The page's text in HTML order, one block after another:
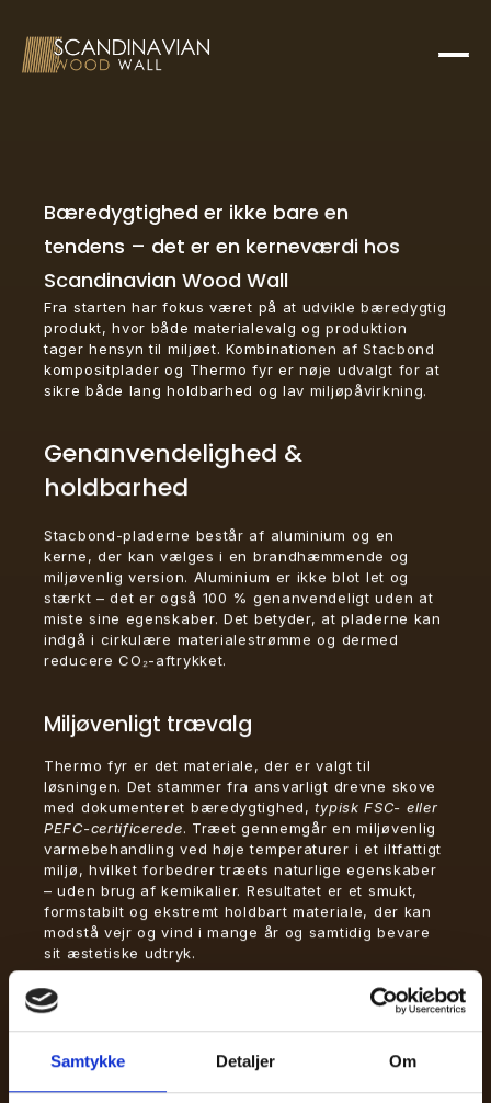
Samtykke Detaljer Om
Bæredygtighed er ikke bare en
tendens – det er en kerneværdi hos
Scandinavian Wood Wall
Fra starten har fokus været på at udvikle bæredygtig
produkt, hvor både materialevalg og produktion
tager hensyn til miljøet. Kombinationen af Stacbond
kompositplader og Thermo fyr er nøje udvalgt for at
sikre både lang holdbarhed og lav miljøpåvirkning.
Genanvendelighed &
holdbarhed
kerne, der kan vælges i en brandhæmmende og
miljøvenlig version. Aluminium er ikke blot let og
stærkt – det er også 100 % genanvendeligt uden at
miste sine egenskaber. Det betyder, at pladerne kan
indgå i cirkulære materialestrømme og dermed
reducere CO₂-aftrykket.
Miljøvenligt trævalg
løsningen. Det stammer fra ansvarligt drevne skove
med dokumenteret bæredygtighed,typisk FSC- eller
PEFC-certificerede. Træet gennemgår en miljøvenlig
varmebehandling ved høje temperaturer i et iltfattigt
miljø, hvilket forbedrer træets naturlige egenskaber
– uden brug af kemikalier. Resultatet er et smukt,
formstabilt og ekstremt holdbart materiale, der kan
modstå vejr og vind i mange år og samtidig bevare
sit æstetiske udtryk.